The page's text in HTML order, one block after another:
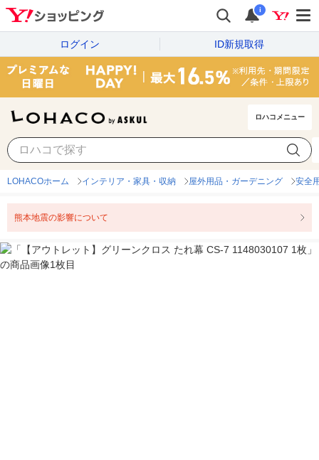
i
ログイン ID新規取得
ロハコメニュー
LOHACOホーム インテリア・家具・収納 屋外用品・ガーデニング 安全
熊本地震の影響について